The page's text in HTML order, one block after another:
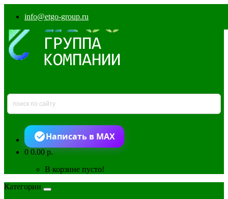
info@etgo-group.ru
Написать в MAX
00.00 р.
В корзине пусто!
Категории